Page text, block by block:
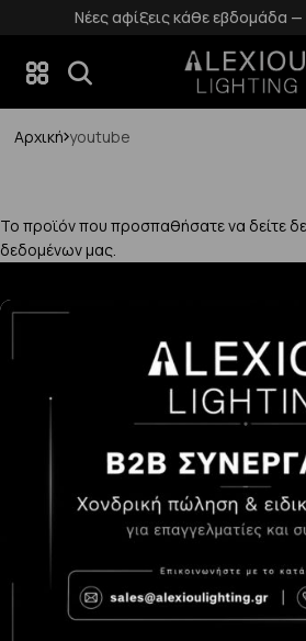
Νέες αφίξεις κάθε εβδομάδα
Αρχική youtube
Το προϊόν που προσπαθήσατε να δείτε
δεδομένων μας.
Κατάστημα Χαλάνδρι:Σαρανταπόρου
sales@alexioulighting.gr
210 283 0072
6983123181